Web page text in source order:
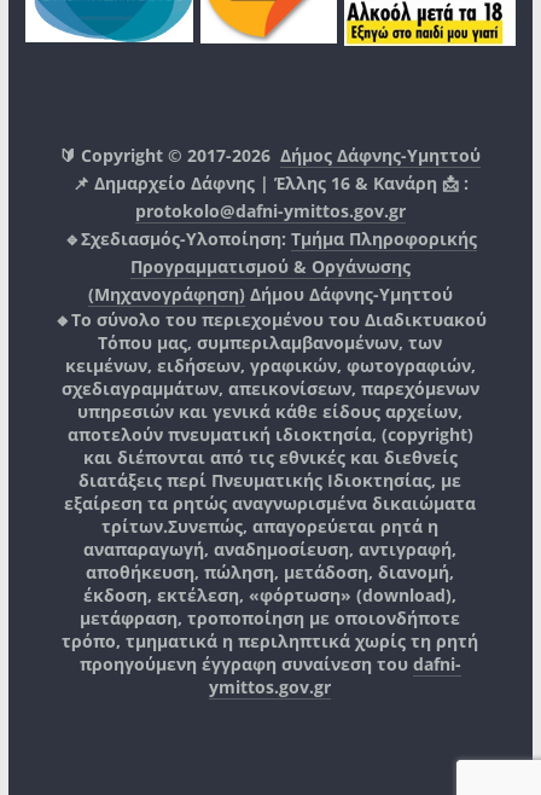
🔰 Copyright © 2017-2026Δήμος Δάφνης-Υμηττού
📌 Δημαρχείο Δάφνης | Έλλης 16 & Κανάρη 📩 :
protokolo@dafni-ymittos.gov.gr
🔹Σχεδιασμός-Υλοποίηση: Τμήμα Πληροφορικής
Προγραμματισμού & Οργάνωσης
(Μηχανογράφηση) Δήμου Δάφνης-Υμηττού
🔸Το σύνολο του περιεχομένου του Διαδικτυακού
Τόπου μας, συμπεριλαμβανομένων, των
κειμένων, ειδήσεων, γραφικών, φωτογραφιών,
σχεδιαγραμμάτων, απεικονίσεων, παρεχόμενων
υπηρεσιών και γενικά κάθε είδους αρχείων,
αποτελούν πνευματική ιδιοκτησία, (copyright)
και διέπονται από τις εθνικές και διεθνείς
διατάξεις περί Πνευματικής Ιδιοκτησίας, με
εξαίρεση τα ρητώς αναγνωρισμένα δικαιώματα
τρίτων.Συνεπώς, απαγορεύεται ρητά η
αναπαραγωγή, αναδημοσίευση, αντιγραφή,
αποθήκευση, πώληση, μετάδοση, διανομή,
έκδοση, εκτέλεση, «φόρτωση» (download),
μετάφραση, τροποποίηση με οποιονδήποτε
τρόπο, τμηματικά η περιληπτικά χωρίς τη ρητή
προηγούμενη έγγραφη συναίνεση του dafni-
ymittos.gov.gr